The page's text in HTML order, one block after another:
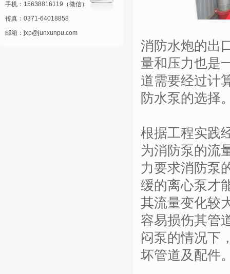
手机：15638816119（微信）
传真：0371-64018858
邮箱：jxp@junxunpu.com
消防水炮的出
量和压力也是
道需要经过计
防水泵的选择
根据工程实践
为消防泵的流
力要求消防泵
缓的离心泵才
其流量变化较
容易损伤其管
闷泵的情况下
坏管道及配件